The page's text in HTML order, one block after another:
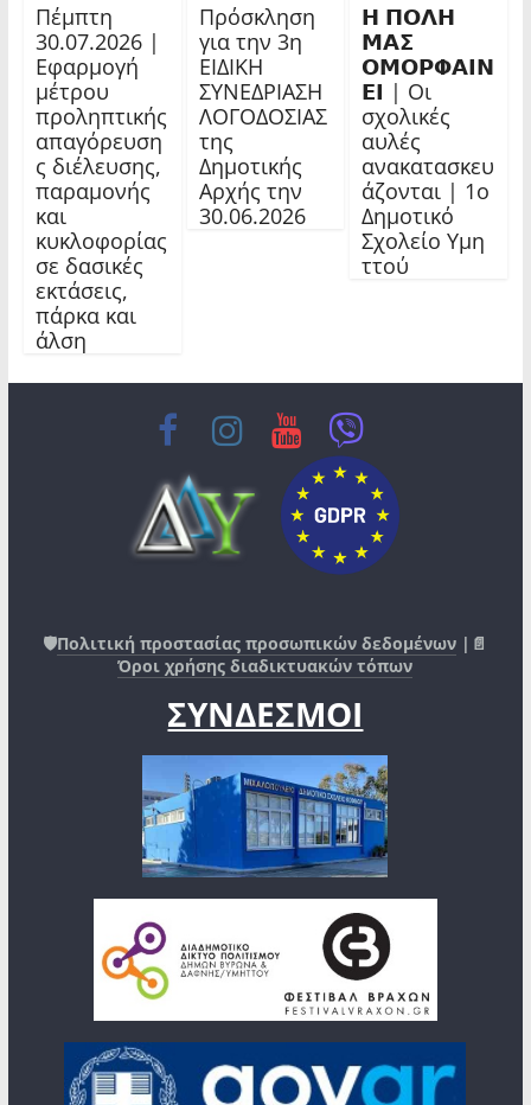
Πέμπτη
30.07.2026 |
Εφαρμογή
μέτρου
προληπτικής
απαγόρευση
ς διέλευσης,
παραμονής
και
κυκλοφορίας
σε δασικές
εκτάσεις,
πάρκα και
άλση
Πρόσκληση
για την 3η
ΕΙΔΙΚΗ
ΣΥΝΕΔΡΙΑΣΗ
ΛΟΓΟΔΟΣΙΑΣ
της
Δημοτικής
Αρχής την
30.06.2026
𝝜 𝝥𝝤𝝠𝝜
𝝡𝝖𝝨
𝝤𝝡𝝤𝝦𝝫𝝖𝝞𝝢
𝝚𝝞 | Οι
σχολικές
αυλές
ανακατασκευ
άζονται | 1ο
Δημοτικό
Σχολείο Υμη
ττού
🛡️Πολιτική προστασίας προσωπικών δεδομένων |📄
Όροι χρήσης διαδικτυακών τόπων
ΣΥΝΔΕΣΜΟΙ